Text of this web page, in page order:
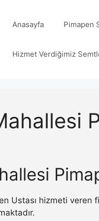
Anasayfa Pimapen
Hizmet Verdiğimiz
Ustası hizmeti veren